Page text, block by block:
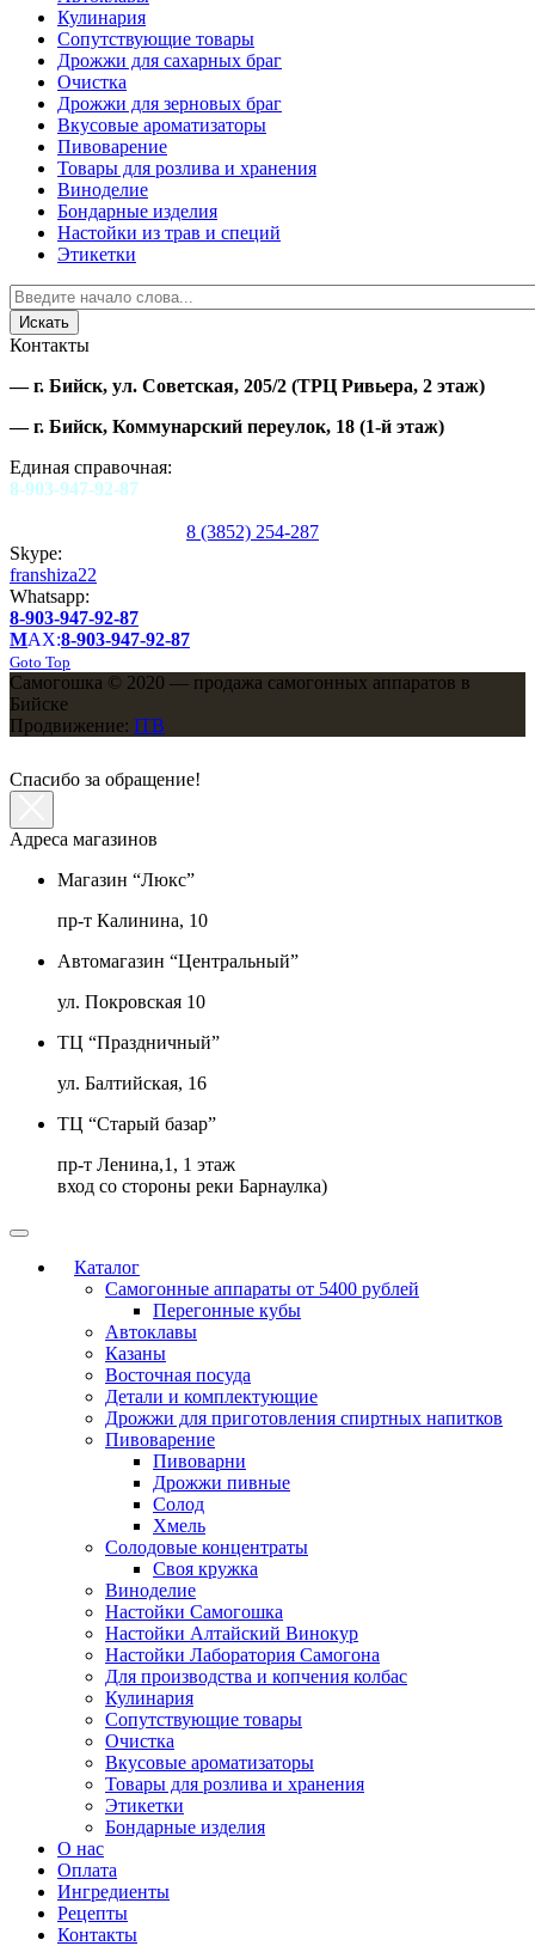
Кулинария
Сопутствующие товары
Дрожжи для сахарных браг
Очистка
Дрожжи для зерновых браг
Вкусовые ароматизаторы
Пивоварение
Товары для розлива и хранения
Виноделие
Бондарные изделия
Настойки из трав и специй
Этикетки
Контакты
—г. Бийск, ул. Советская, 205/2 (ТРЦ Ривьера, 2 этаж)
—г. Бийск, Коммунарский переулок, 18 (1-й этаж)
Единая справочная:
8-903-947-92-87
8 (3852) 254-287
Skype:
franshiza22
Whatsapp:
8-903-947-92-87
MAX:8-903-947-92-87
Goto Top
Самогошка © 2020 — продажа самогонных аппаратов в
Бийске
Продвижение: ITB
Спасибо за обращение!
Адреса магазинов
Магазин “Люкс”
пр-т Калинина, 10
Автомагазин “Центральный”
ул. Покровская 10
ТЦ “Праздничный”
ул. Балтийская, 16
ТЦ “Старый базар”
пр-т Ленина,1, 1 этаж
вход со стороны реки Барнаулка)
Каталог
Самогонные аппараты от 5400 рублей
Перегонные кубы
Автоклавы
Казаны
Восточная посуда
Детали и комплектующие
Дрожжи для приготовления спиртных напитков
Пивоварение
Пивоварни
Дрожжи пивные
Солод
Хмель
Солодовые концентраты
Своя кружка
Виноделие
Настойки Самогошка
Настойки Алтайский Винокур
Настойки Лаборатория Самогона
Для производства и копчения колбас
Кулинария
Сопутствующие товары
Очистка
Вкусовые ароматизаторы
Товары для розлива и хранения
Этикетки
Бондарные изделия
О нас
Оплата
Ингредиенты
Рецепты
Контакты